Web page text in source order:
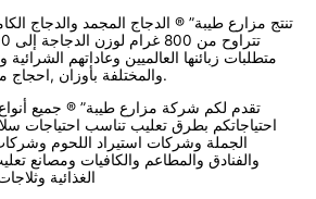
تنتج مزارع طيبة” ® الدجاج المجمد والدجاج
متطلبات زبائنها العالميين وعاداتهم
والمختلفة بأوزان ,احجاج مختلفة وتنتج الأحشاء أيضا.
تقدم لكم شركة مزارع طيبة” ® جميع
احتياجاتكم بطرق تعليب تناسب احتياجات
الجملة وشركات استيراد اللحوم
والفنادق والمطاعم والكافيات ومصانع
الغذائية